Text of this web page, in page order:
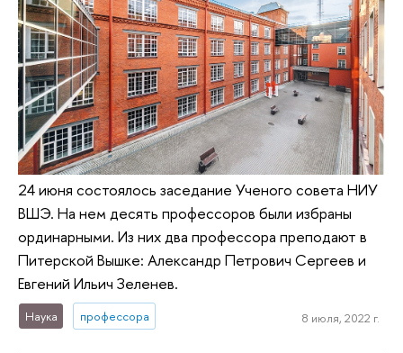
24 июня состоялось заседание Ученого совета НИУ
ВШЭ. На нем десять профессоров были избраны
ординарными. Из них два профессора преподают в
Питерской Вышке: Александр Петрович Сергеев и
Евгений Ильич Зеленев.
Наука профессора 8 июля, 2022 г.